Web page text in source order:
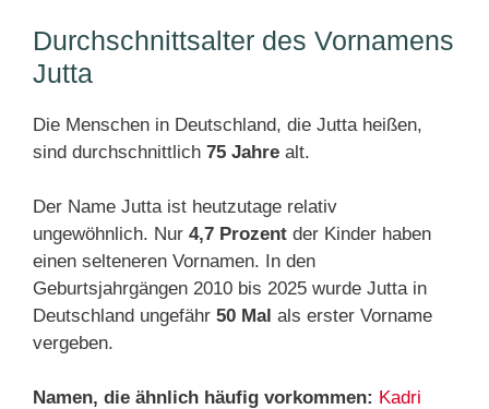
Durchschnittsalter des Vornamens
Jutta
Die Menschen in Deutschland, die Jutta heißen,
sind durchschnittlich 75 Jahre alt.
Der Name Jutta ist heutzutage relativ
ungewöhnlich. Nur 4,7 Prozent der Kinder haben
einen selteneren Vornamen. In den
Geburtsjahrgängen 2010 bis 2025 wurde Jutta in
Deutschland ungefähr 50 Mal als erster Vorname
vergeben.
Namen, die ähnlich häufig vorkommen: Kadri